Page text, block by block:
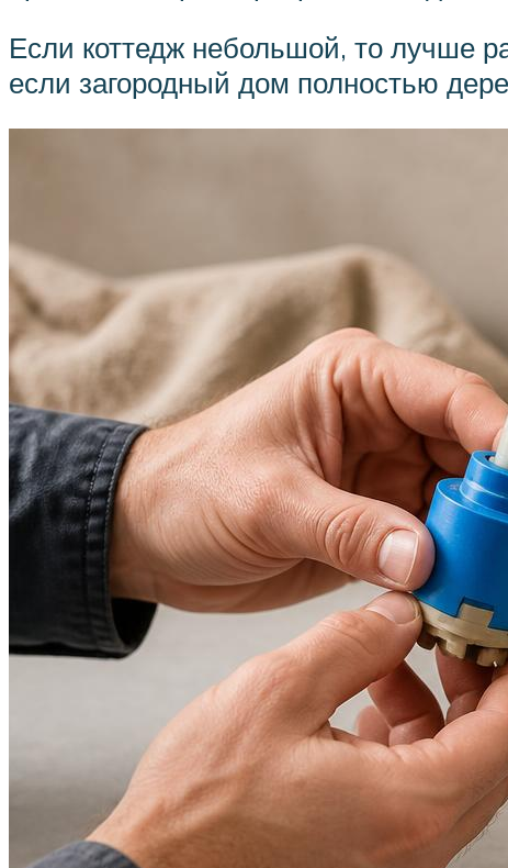
Если коттедж небольшой, то лучше
если загородный дом полностью